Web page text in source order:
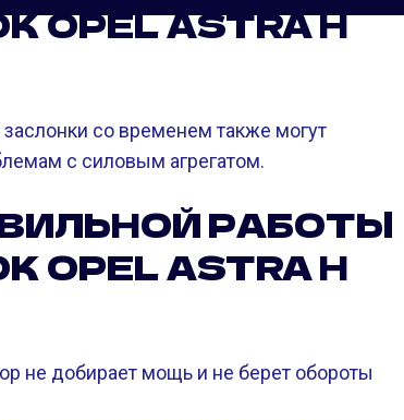
ASTRA H
со временем также могут
с силовым агрегатом.
РАБОТЫ
ASTRA H
не добирает мощь и не берет обороты